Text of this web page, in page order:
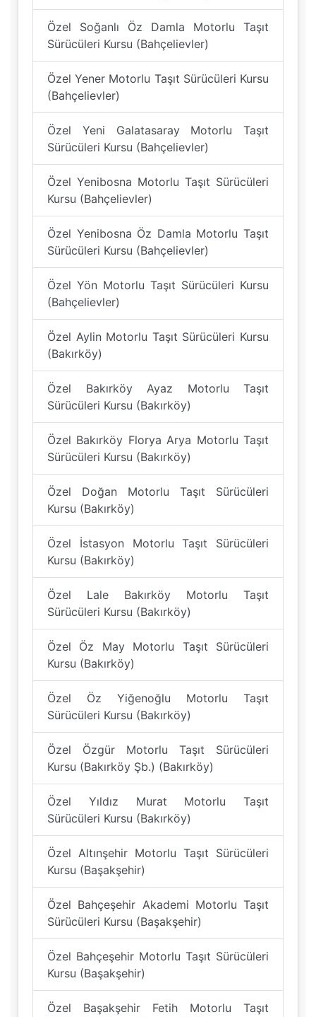
Özel Soğanlı Öz Damla Motorlu Taşıt
Sürücüleri Kursu (Bahçelievler)
Özel Yener Motorlu Taşıt Sürücüleri Kursu
(Bahçelievler)
Özel Yeni Galatasaray Motorlu Taşıt
Sürücüleri Kursu (Bahçelievler)
Özel Yenibosna Motorlu Taşıt Sürücüleri
Kursu (Bahçelievler)
Özel Yenibosna Öz Damla Motorlu Taşıt
Sürücüleri Kursu (Bahçelievler)
Özel Yön Motorlu Taşıt Sürücüleri Kursu
(Bahçelievler)
Özel Aylin Motorlu Taşıt Sürücüleri Kursu
(Bakırköy)
Özel Bakırköy Ayaz Motorlu Taşıt
Sürücüleri Kursu (Bakırköy)
Özel Bakırköy Florya Arya Motorlu Taşıt
Sürücüleri Kursu (Bakırköy)
Özel Doğan Motorlu Taşıt Sürücüleri
Kursu (Bakırköy)
Özel İstasyon Motorlu Taşıt Sürücüleri
Kursu (Bakırköy)
Özel Lale Bakırköy Motorlu Taşıt
Sürücüleri Kursu (Bakırköy)
Özel Öz May Motorlu Taşıt Sürücüleri
Kursu (Bakırköy)
Özel Öz Yiğenoğlu Motorlu Taşıt
Sürücüleri Kursu (Bakırköy)
Özel Özgür Motorlu Taşıt Sürücüleri
Kursu (Bakırköy Şb.) (Bakırköy)
Özel Yıldız Murat Motorlu Taşıt
Sürücüleri Kursu (Bakırköy)
Özel Altınşehir Motorlu Taşıt Sürücüleri
Kursu (Başakşehir)
Özel Bahçeşehir Akademi Motorlu Taşıt
Sürücüleri Kursu (Başakşehir)
Özel Bahçeşehir Motorlu Taşıt Sürücüleri
Kursu (Başakşehir)
Özel Başakşehir Fetih Motorlu Taşıt